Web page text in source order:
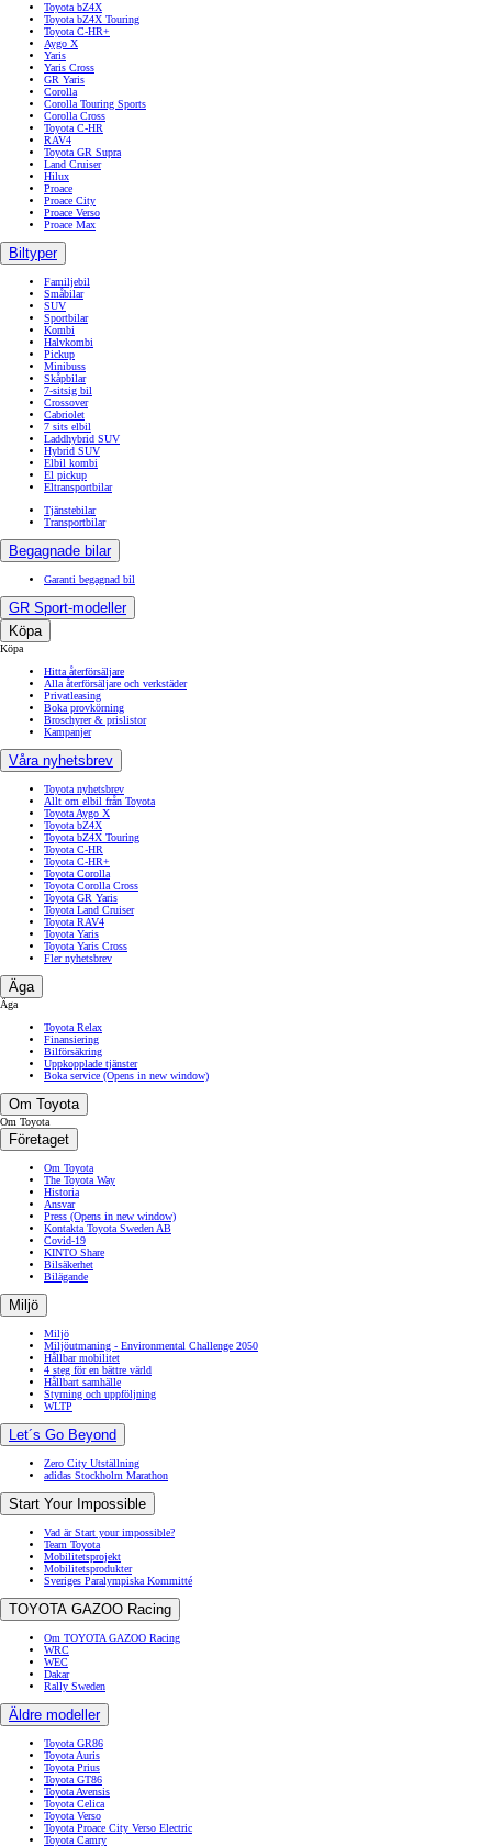
Toyota bZ4X
Toyota bZ4X Touring
Toyota C-HR+
Aygo X
Yaris
Yaris Cross
GR Yaris
Corolla
Corolla Touring Sports
Corolla Cross
Toyota C-HR
RAV4
Toyota GR Supra
Land Cruiser
Hilux
Proace
Proace City
Proace Verso
Proace Max
Biltyper
Familjebil
Småbilar
SUV
Sportbilar
Kombi
Halvkombi
Pickup
Minibuss
Skåpbilar
7-sitsig bil
Crossover
Cabriolet
7 sits elbil
Laddhybrid SUV
Hybrid SUV
Elbil kombi
El pickup
Eltransportbilar
Tjänstebilar
Transportbilar
Begagnade bilar
Garanti begagnad bil
GR Sport-modeller
Köpa
Köpa
Hitta återförsäljare
Alla återförsäljare och verkstäder
Privatleasing
Boka provkörning
Broschyrer & prislistor
Kampanjer
Våra nyhetsbrev
Toyota nyhetsbrev
Allt om elbil från Toyota
Toyota Aygo X
Toyota bZ4X
Toyota bZ4X Touring
Toyota C-HR
Toyota C-HR+
Toyota Corolla
Toyota Corolla Cross
Toyota GR Yaris
Toyota Land Cruiser
Toyota RAV4
Toyota Yaris
Toyota Yaris Cross
Fler nyhetsbrev
Äga
Äga
Toyota Relax
Finansiering
Bilförsäkring
Uppkopplade tjänster
Boka service (Opens in new window)
Om Toyota
Om Toyota
Företaget
Om Toyota
The Toyota Way
Historia
Ansvar
Press (Opens in new window)
Kontakta Toyota Sweden AB
Covid-19
KINTO Share
Bilsäkerhet
Bilägande
Miljö
Miljö
Miljöutmaning - Environmental Challenge 2050
Hållbar mobilitet
4 steg för en bättre värld
Hållbart samhälle
Styrning och uppföljning
WLTP
Let´s Go Beyond
Zero City Utställning
adidas Stockholm Marathon
Start Your Impossible
Vad är Start your impossible?
Team Toyota
Mobilitetsprojekt
Mobilitetsprodukter
Sveriges Paralympiska Kommitté
TOYOTA GAZOO Racing
Om TOYOTA GAZOO Racing
WRC
WEC
Dakar
Rally Sweden
Äldre modeller
Toyota GR86
Toyota Auris
Toyota Prius
Toyota GT86
Toyota Avensis
Toyota Celica
Toyota Verso
Toyota Proace City Verso Electric
Toyota Camry